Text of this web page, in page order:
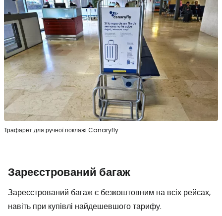
Трафарет для ручної поклажі Canaryfly
Зареєстрований багаж
Зареєстрований багаж є безкоштовним на всіх рейсах,
навіть при купівлі найдешевшого тарифу.